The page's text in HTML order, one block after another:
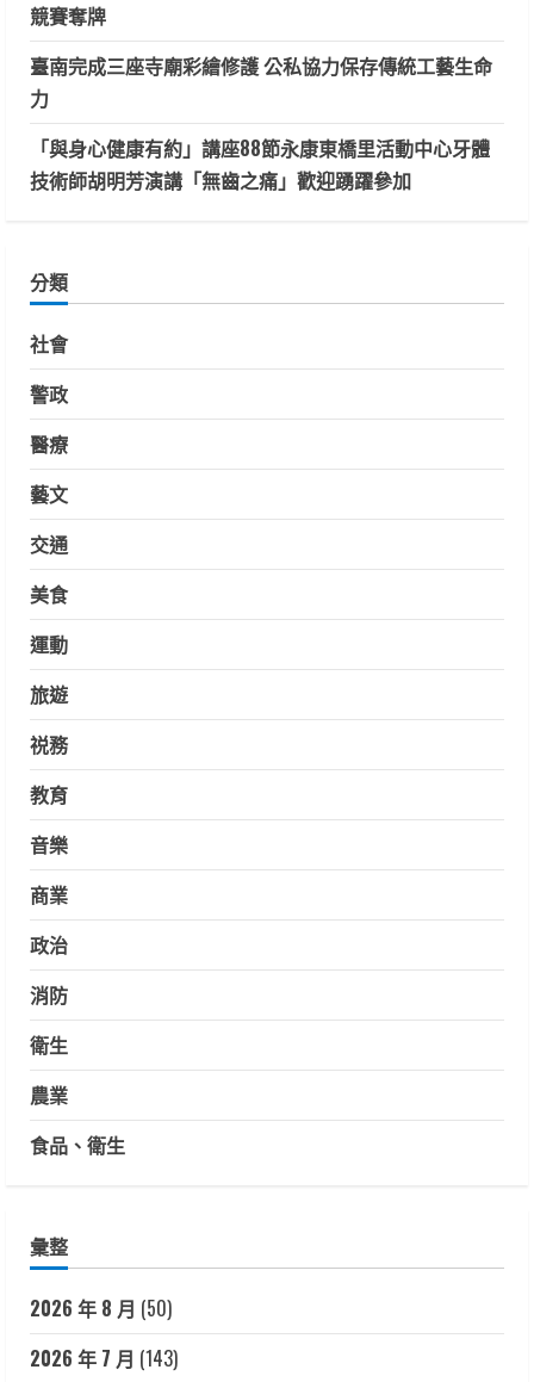
競賽奪牌
臺南完成三座寺廟彩繪修護 公私協力保存傳統工藝生命
力
「與身心健康有約」講座88節永康東橋里活動中心牙體
技術師胡明芳演講「無齒之痛」歡迎踴躍參加
分類
社會
警政
醫療
藝文
交通
美食
運動
旅遊
祱務
教育
音樂
商業
政治
消防
衛生
農業
食品、衛生
彙整
2026 年 8 月 (50)
2026 年 7 月 (143)